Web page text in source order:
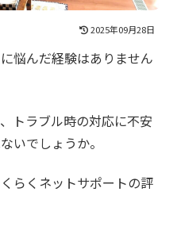
2025年09月28日
悩んだ経験はありません
トラブル時の対応に不安
いでしょうか。
らくネットサポートの評